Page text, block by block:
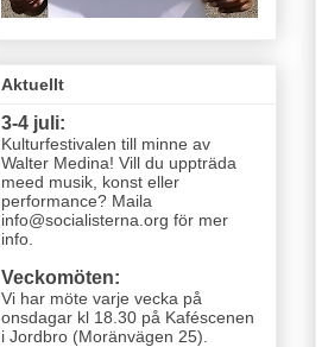
Aktuellt
3-4 juli:
Kulturfestivalen till minne av
Walter Medina! Vill du uppträda
meed musik, konst eller
performance? Maila
info@socialisterna.org för mer
info.
Veckomöten:
Vi har möte varje vecka på
onsdagar kl 18.30 på Kaféscenen
i Jordbro (Moränvägen 25)